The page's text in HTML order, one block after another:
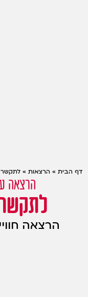
דף הבית » הרצאות »
הרצאה
הרצאה